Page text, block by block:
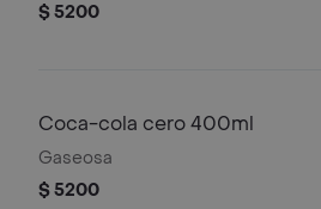
$ 5200
Coca-cola cero 400ml
Gaseosa
$ 5200